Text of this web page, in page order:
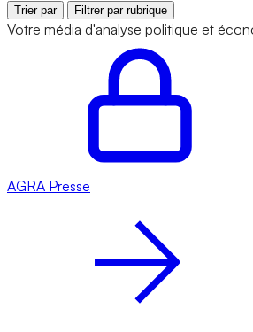
Trier par Filtrer par rubrique
Votre média d'analyse politique et
AGRA Presse